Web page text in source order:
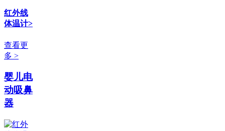
红外线
体温计>
查看更
多 >
婴儿电
动吸鼻
器